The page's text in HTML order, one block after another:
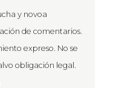
y novoa
de comentarios.
expreso. No se
obligación legal.